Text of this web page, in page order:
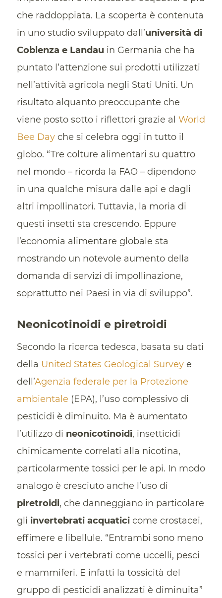
che raddoppiata. La scoperta è contenuta
in uno studio sviluppato dall’università di
Coblenza e Landau in Germania che ha
puntato l’attenzione sui prodotti utilizzati
nell’attività agricola negli Stati Uniti. Un
risultato alquanto preoccupante che
viene posto sotto i riflettori grazie al World
Bee Dayche si celebra oggi in tutto il
globo. “Tre colture alimentari su quattro
nel mondo – ricorda la FAO – dipendono
in una qualche misura dalle api e dagli
altri impollinatori. Tuttavia, la moria di
questi insetti sta crescendo. Eppure
l’economia alimentare globale sta
mostrando un notevole aumento della
domanda di servizi di impollinazione,
soprattutto nei Paesi in via di sviluppo”.
Neonicotinoidi e piretroidi
Secondo la ricerca tedesca, basata su dati
della United States Geological Surveye
dell’Agenzia federale per la Protezione
ambientale (EPA), l’uso complessivo di
pesticidi è diminuito. Ma è aumentato
l’utilizzo di neonicotinoidi, insetticidi
chimicamente correlati alla nicotina,
particolarmente tossici per le api. In modo
analogo è cresciuto anche l’uso di
piretroidi, che danneggiano in particolare
gli invertebrati acquaticicome crostacei,
effimere e libellule. “Entrambi sono meno
tossici per i vertebrati come uccelli, pesci
e mammiferi. E infatti la tossicità del
gruppo di pesticidi analizzati è diminuita”